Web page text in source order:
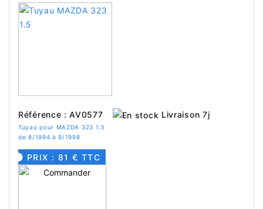
Référence : AV0577 Livraison 7j
Tuyau pour MAZDA 323 1.5
de 8/1994 à 9/1998
PRIX : 81 € TTC